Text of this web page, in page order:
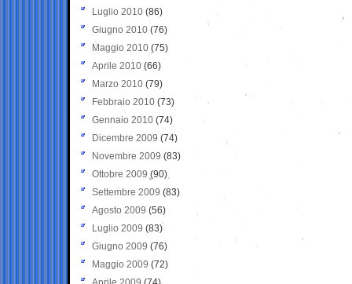
Luglio 2010 (86)
Giugno 2010 (76)
Maggio 2010 (75)
Aprile 2010 (66)
Marzo 2010 (79)
Febbraio 2010 (73)
Gennaio 2010 (74)
Dicembre 2009 (74)
Novembre 2009 (83)
Ottobre 2009 (90)
Settembre 2009 (83)
Agosto 2009 (56)
Luglio 2009 (83)
Giugno 2009 (76)
Maggio 2009 (72)